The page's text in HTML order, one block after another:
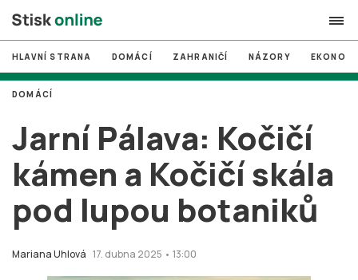
search
# MUNI
Brno
# volby
login PŘIHLÁSIT SE
HLAVNÍ STRANA DOMÁCÍ ZAHRANIČÍ NÁZORY
Jarní Pálava: Kočičí
kámen a Kočičí skála
pod lupou botaniků
Mariana Uhlová 17. dubna 2025 • 13:00
DOMÁCÍ